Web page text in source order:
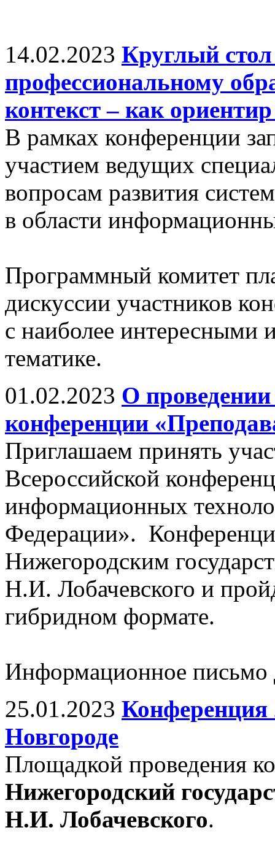
14.02.2023 Круглый
профессиональному
контекст – как
В рамках конференции
участием ведущих
вопросам развития
в области
Программный комитет
дискуссии участников
с наиболее интересными
тематике.
01.02.2023 О
конференции
Приглашаем принять
Всероссийской
информационных
Федерации».
Нижегородским
Н.И. Лобачевского и
гибридном формате.
Информационное письмо
25.01.2023 Конференция
Новгороде
Площадкой проведения
Нижегородский
Н.И. Лобачевского.